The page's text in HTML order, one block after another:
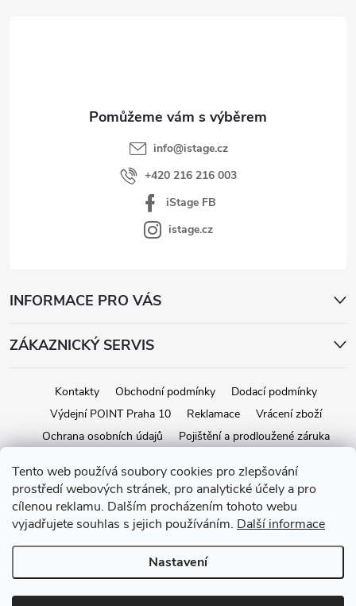
Tento web používá soubory cookies pro zlepšování
prostředí webových stránek, pro analytické účely a pro
cílenou reklamu. Dalším procházením tohoto webu
vyjadřujete souhlas s jejich používáním. Další informace
Nastavení
info@istage.cz
+420 216 216 003
iStage FB
istage.cz
INFORMACE PRO VÁS
ZÁKAZNICKÝ SERVIS
Kontakty Obchodní podmínky
Dodací podmínky
Výdejní POINT Praha 10
Reklamace
Vrácení zboží
Ochrana osobních údajů
Pojištění a prodloužené záruka
Vytvořil Shoptet
Copyright 2026iStage.cz. Všechna práva vyhrazena.Upravit nastavení
cookies